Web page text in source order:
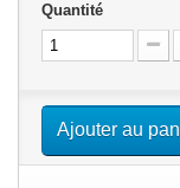
Quantité
Ajouter au